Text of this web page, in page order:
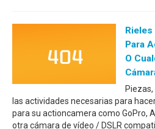
Rieles
Para
O
las actividades necesarias para
para su actioncamera como GoPro,
otra cámara de vídeo / DSLR